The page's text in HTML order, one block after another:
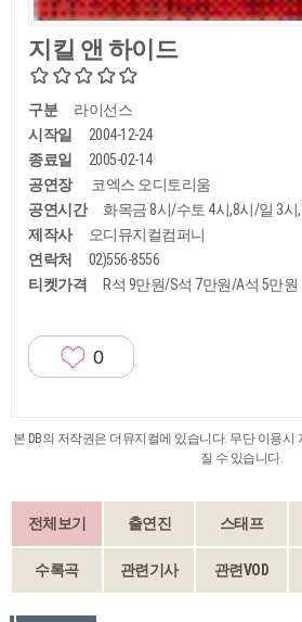
지킬 앤 하이드
구분
라이선스
시작일
2004-12-24
종료일
2005-02-14
공연장
코엑스 오디토리움
공연시간
화목금 8시/수토 4시,8시/일 3시
제작사
오디뮤지컬컴퍼니
연락처
02)556-8556
티켓가격
R석 9만원/S석 7만원/A석 5만원
0
본 DB의 저작권은 더뮤지컬에 있습니다. 무단 이용
질 수 있습니다.
전체보기 출연진 스태프
수록곡 관련기사 관련VOD